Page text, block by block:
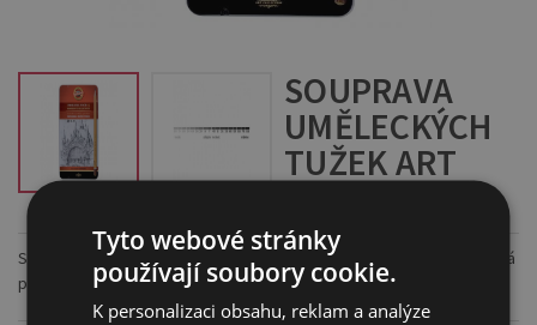
SOUPRAVA
UMĚLECKÝCH
TUŽEK ART
Sada obsahuje 12 tužek 8B-2H v plechové krabičce. Sada Art je určená
pro uměleckou kresbu a skicování.
Tyto webové stránky
používají soubory cookie.
K personalizaci obsahu, reklam a analýze